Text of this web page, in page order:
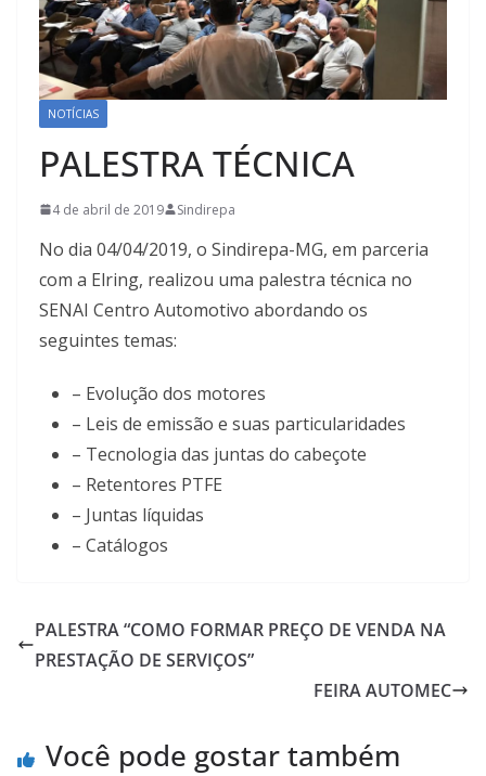
NOTÍCIAS
PALESTRA TÉCNICA
4 de abril de 2019 Sindirepa
No dia 04/04/2019, o Sindirepa-MG, em parceria
com a Elring, realizou uma palestra técnica no
SENAI Centro Automotivo abordando os
seguintes temas:
– Evolução dos motores
– Leis de emissão e suas particularidades
– Tecnologia das juntas do cabeçote
– Retentores PTFE
– Juntas líquidas
– Catálogos
PALESTRA “COMO FORMAR PREÇO DE VENDA NA
PRESTAÇÃO DE SERVIÇOS”
FEIRA AUTOMEC
Você pode gostar também